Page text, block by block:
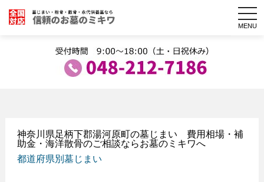
MENU
神奈川県足柄下郡湯河原町の墓じまい 費用相場・補
助金・海洋散骨のご相談ならお墓のミキワへ
都道府県別墓じまい